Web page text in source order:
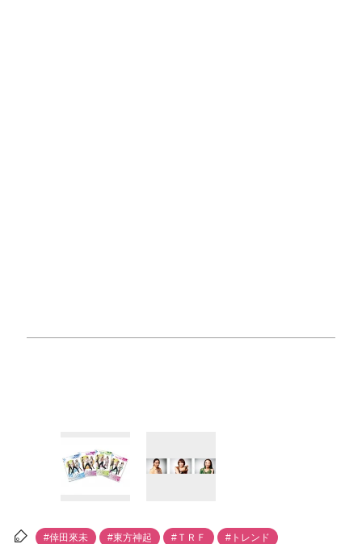
#倖田來未 #東方神起 #ＴＲＦ #トレンド